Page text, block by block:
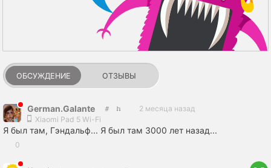
ОБСУЖДЕНИЕ ОТЗЫВЫ
German.Galante
2 месяца назад
Xiaomi Pad 5 Wi-Fi
Я был там, Гэндальф... Я был там 3000 лет назад...
0